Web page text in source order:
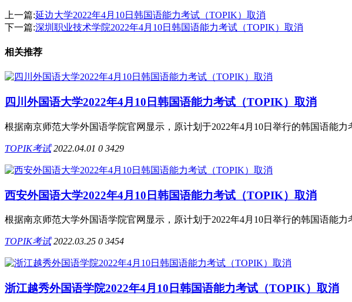
上一篇:延边大学2022年4月10日韩国语能力考试（TOPIK）取消
下一篇:深圳职业技术学院2022年4月10日韩国语能力考试（TOPIK）取消
相关推荐
四川外国语大学2022年4月10日韩国语能力考试（TOPIK）取消
根据南京师范大学外国语学院官网显示，原计划于2022年4月10日举行的韩国语能
TOPIK考试 2022.04.01 0 3429
西安外国语大学2022年4月10日韩国语能力考试（TOPIK）取消
根据南京师范大学外国语学院官网显示，原计划于2022年4月10日举行的韩国语能
TOPIK考试 2022.03.25 0 3454
浙江越秀外国语学院2022年4月10日韩国语能力考试（TOPIK）取消